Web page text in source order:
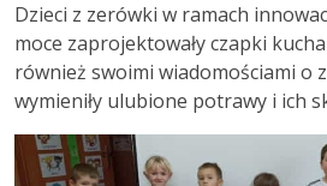
Dzieci z zerówki w ramach
moce zaprojektowały czapki
również swoimi wiadomościami o
wymieniły ulubione potrawy i ich